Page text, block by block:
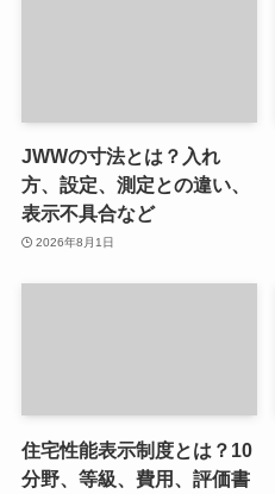
JWWの寸法とは？入れ
方、設定、測定との違い、
表示不具合など
2026年8月1日
住宅性能表示制度とは？10
分野、等級、費用、評価書